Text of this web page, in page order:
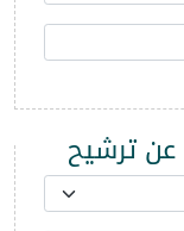
ترشيح